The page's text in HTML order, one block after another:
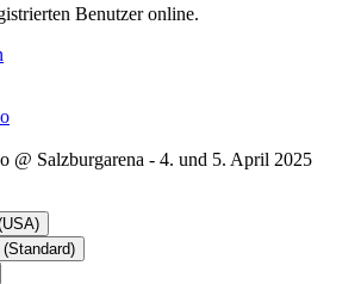
Benutzer online.
@ Salzburgarena - 4. und 5. April 2025